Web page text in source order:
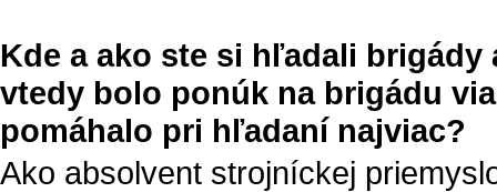
Kde a ako ste si hľadali
vtedy bolo ponúk na brigádu
pomáhalo pri hľadaní najviac?
Ako absolvent strojníckej